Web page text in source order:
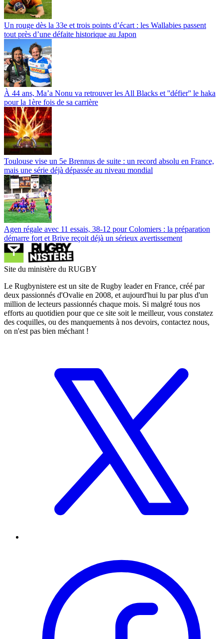
Un rouge dès la 33e et trois points d’écart : les Wallabies passent
tout près d’une défaite historique au Japon
À 44 ans, Ma’a Nonu va retrouver les All Blacks et ''défier'' le haka
pour la 1ère fois de sa carrière
Toulouse vise un 5e Brennus de suite : un record absolu en France,
mais une série déjà dépassée au niveau mondial
Agen régale avec 11 essais, 38-12 pour Colomiers : la préparation
démarre fort et Brive reçoit déjà un sérieux avertissement
Site du ministère du RUGBY
Le Rugbynistere est un site de Rugby leader en France, créé par
deux passionnés d'Ovalie en 2008, et aujourd'hui lu par plus d'un
million de lecteurs passionnés chaque mois. Si malgré tous nos
efforts au quotidien pour que ce site soit le meilleur, vous constatez
des coquilles, ou des manquements à nos devoirs, contactez nous,
on n'est pas bien méchant !